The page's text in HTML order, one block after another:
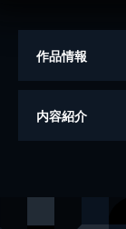
作品情報
著者
内容紹介